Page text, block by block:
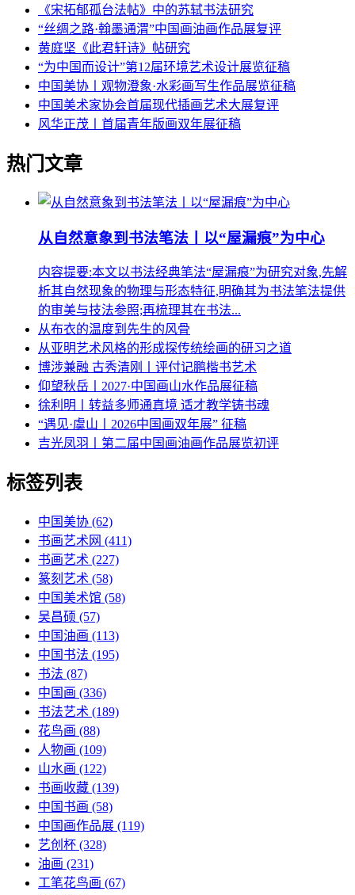
《宋拓郁孤台法帖》中的苏轼书法研究
“丝绸之路·翰墨通渭”中国画油画作品展复评
黄庭坚《此君轩诗》帖研究
“为中国而设计”第12届环境艺术设计展览征稿
中国美协丨观物澄象·水彩画写生作品展览征稿
中国美术家协会首届现代插画艺术大展复评
风华正茂丨首届青年版画双年展征稿
热门文章
从自然意象到书法笔法丨以“屋漏痕”为中心
内容提要:本文以书法经典笔法“屋漏痕”为研究对象,先解
析其自然现象的物理与形态特征,明确其为书法笔法提供
的审美与技法参照;再梳理其在书法...
从布衣的温度到先生的风骨
从亚明艺术风格的形成探传统绘画的研习之道
博涉兼融 古秀清刚丨评付记鹏楷书艺术
仰望秋岳丨2027·中国画山水作品展征稿
徐利明丨转益多师通真境 适才教学铸书魂
“遇见·虞山丨2026中国画双年展” 征稿
吉光凤羽丨第二届中国画油画作品展览初评
标签列表
中国美协 (62)
书画艺术网 (411)
书画艺术 (227)
篆刻艺术 (58)
中国美术馆 (58)
吴昌硕 (57)
中国油画 (113)
中国书法 (195)
书法 (87)
中国画 (336)
书法艺术 (189)
花鸟画 (88)
人物画 (109)
山水画 (122)
书画收藏 (139)
中国书画 (58)
中国画作品展 (119)
艺创杯 (328)
油画 (231)
工笔花鸟画 (67)